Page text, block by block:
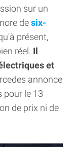
sur un
desix-
présent,
réel. Il
et
annonce
pour le 13
de prix ni de